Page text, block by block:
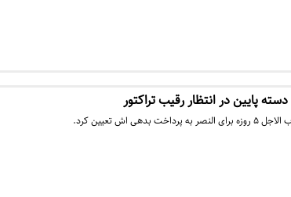
پایین در انتظار رقیب تراکتور
اش تعیین کرد.